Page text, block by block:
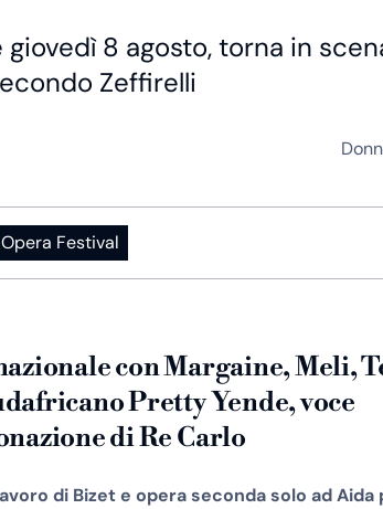
giovedì 8 agosto, torna in
Zeffirelli
Opera Festival
con Margaine, Meli,
Pretty Yende, voce
di Re Carlo
di Bizet e opera seconda solo ad